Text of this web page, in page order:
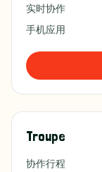
实时协作
手机应用
Troupe
协作行程